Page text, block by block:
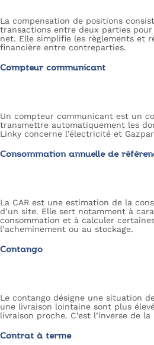
La compensation de positions
transactions entre deux parties
net. Elle simplifie les règlements et
financière entre contreparties.
Compteur communicant
Un compteur communicant est un
transmettre automatiquement les
Linky concerne l’électricité et
Consommation annuelle de
La CAR est une estimation de la
d’un site. Elle sert notamment à
consommation et à calculer
l’acheminement ou au stockage.
Contango
Le contango désigne une situation
une livraison lointaine sont plus
livraison proche. C’est l’inverse de
Contrat à terme